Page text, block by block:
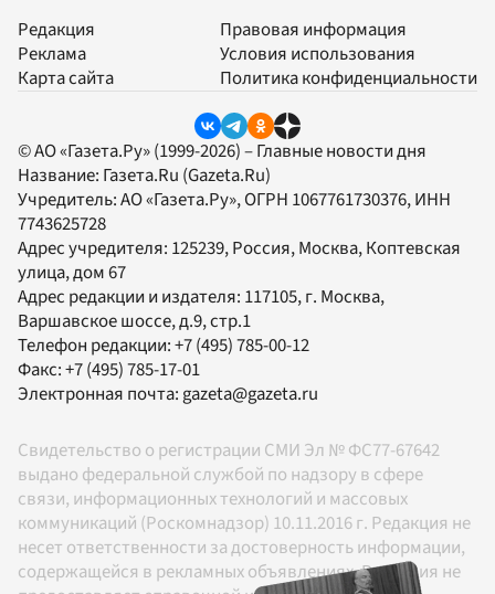
Редакция
Реклама
Карта сайта
Правовая информация
Условия использования
Политика конфиденциальности
© АО «Газета.Ру» (1999-2026) – Главные новости дня
Название: Газета.Ru (Gazeta.Ru)
Учредитель:АО «Газета.Ру», ОГРН 1067761730376, ИНН
7743625728
Адрес учредителя: 125239, Россия, Москва, Коптевская
улица, дом 67
Адрес редакции и издателя: 117105, г. Москва,
Варшавское шоссе, д.9, стр.1
Телефон редакции:+7 (495) 785-00-12
Факс:+7 (495) 785-17-01
Электронная почта:gazeta@gazeta.ru
Свидетельство о регистрации СМИ Эл № ФС77-67642
выдано федеральной службой по надзору в сфере
связи, информационных технологий и массовых
коммуникаций (Роскомнадзор) 10.11.2016 г. Редакция не
несет ответственности за достоверность информации,
содержащейся в рекламных объявлениях. Редакция не